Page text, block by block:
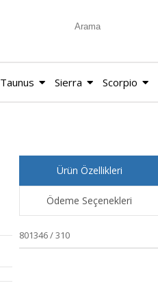
Taunus Sierra Scorpio
Ürün Özellikleri
Ödeme Seçenekleri
801346 / 310